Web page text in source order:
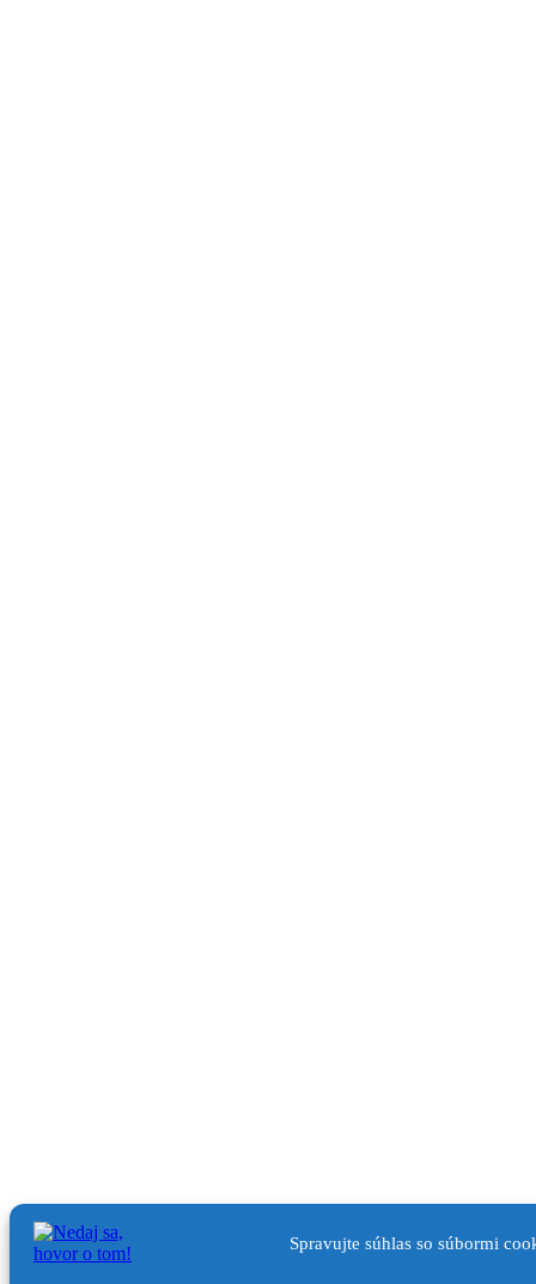
Spravujte súhlas so súbormi